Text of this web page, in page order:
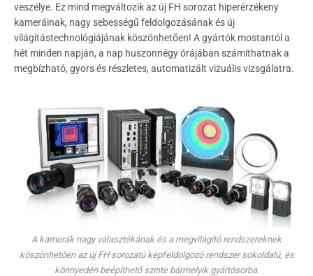
veszélye. Ez mind megváltozik az új FH sorozat hiperérzékeny
kameráinak, nagy sebességű feldolgozásának és új
világítástechnológiájának köszönhetően! A gyártók mostantól a
hét minden napján, a nap huszonnégy órájában számíthatnak a
megbízható, gyors és részletes, automatizált vizuális vizsgálatra.
A kamerák nagy választékának és a megvilágító rendszereknek
köszönhetően az új FH sorozatú képfeldolgozó rendszer sokoldalú, és
könnyedén beépíthető szinte bármelyik gyártósorba.